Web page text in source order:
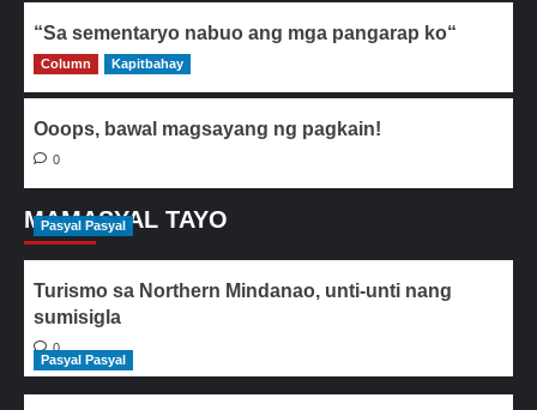
“Sa sementaryo nabuo ang mga pangarap ko“
0
Column Kapitbahay
Ooops, bawal magsayang ng pagkain!
0
MAMASYAL TAYO
Pasyal Pasyal
Turismo sa Northern Mindanao, unti-unti nang
sumisigla
0
Pasyal Pasyal